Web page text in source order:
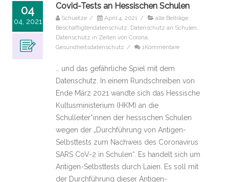
04
04, 2021
Covid-Tests an Hessischen Schulen
Schuetze / April 4, 2021 / alle Beiträge
Beschäftigtendatenschutz Datenschutz an Schulen
Datenschutz in Zeiten von Corona
Gesundheitsdatenschutz / 1Kommentare
… und das gefährliche Spiel mit dem
Datenschutz. In einem Rundschreiben von
Ende März 2021 wandte sich das Hessische
Kultus­ministerium (HKM) an die
Schulleiter*innen der hessischen Schulen
wegen der „Durchführung von Antigen-
Selbsttests zum Nachweis des Coronavirus
SARS CoV-2 in Schulen“. Es handelt sich um
Antigen-Selbsttests durch Laien. Es soll mit
der Durchführung dieser Antigen-